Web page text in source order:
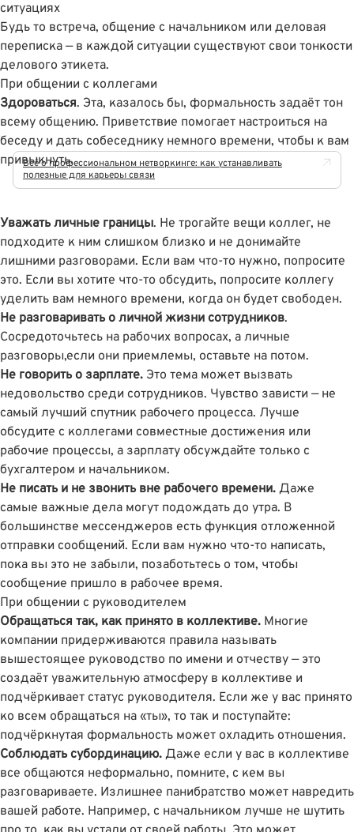
ситуациях
Будь то встреча, общение с начальником или деловая
переписка — в каждой ситуации существуют свои тонкости
делового этикета.
При общении с коллегами
Здороваться. Эта, казалось бы, формальность задаёт тон
всему общению. Приветствие помогает настроиться на
беседу и дать собеседнику немного времени, чтобы к вам
привыкнуть.
Всё о профессиональном нетворкинге: как устанавливать
полезные для карьеры связи
Уважать личные границы. Не трогайте вещи коллег, не
подходите к ним слишком близко и не донимайте
лишними разговорами. Если вам что-то нужно, попросите
это. Если вы хотите что-то обсудить, попросите коллегу
уделить вам немного времени, когда он будет свободен.
Не разговаривать о личной жизни сотрудников.
Сосредоточьтесь на рабочих вопросах, а личные
разговоры,если они приемлемы, оставьте на потом.
Не говорить о зарплате. Это тема может вызвать
недовольство среди сотрудников. Чувство зависти — не
самый лучший спутник рабочего процесса. Лучше
обсудите с коллегами совместные достижения или
рабочие процессы, а зарплату обсуждайте только с
бухгалтером и начальником.
Не писать и не звонить вне рабочего времени. Даже
самые важные дела могут подождать до утра. В
большинстве мессенджеров есть функция отложенной
отправки сообщений. Если вам нужно что-то написать,
пока вы это не забыли, позаботьтесь о том, чтобы
сообщение пришло в рабочее время.
При общении с руководителем
Обращаться так, как принято в коллективе. Многие
компании придерживаются правила называть
вышестоящее руководство по имени и отчеству — это
создаёт уважительную атмосферу в коллективе и
подчёркивает статус руководителя. Если же у вас принято
ко всем обращаться на «ты», то так и поступайте:
подчёркнутая формальность может охладить отношения.
Соблюдать субординацию. Даже если у вас в коллективе
все общаются неформально, помните, с кем вы
разговариваете. Излишнее панибратство может навредить
вашей работе. Например, с начальником лучше не шутить